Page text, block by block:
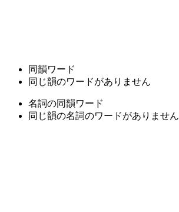
同韻ワード
同じ韻のワードがありません
名詞の同韻ワード
同じ韻の名詞のワードがありません